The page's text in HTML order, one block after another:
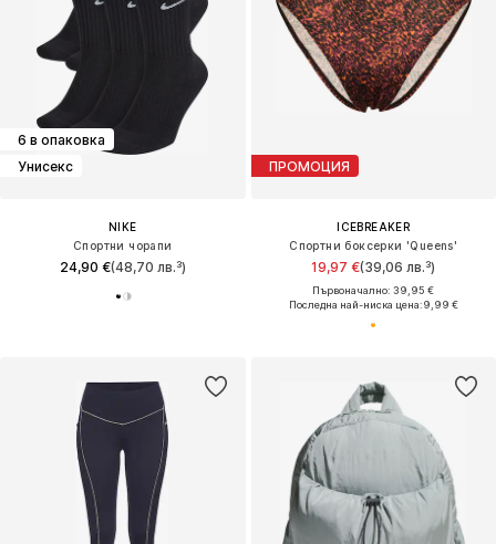
6 в опаковка
Унисекс
NIKE
Спортни чорапи
24,90 €(48,70 лв.³)
ПРОМОЦИЯ
ICEBREAKER
Спортни боксерки 'Queens'
19,97 €(39,06 лв.³)
Първоначално: 39,95 €
Последна най-ниска цена:9,99 €